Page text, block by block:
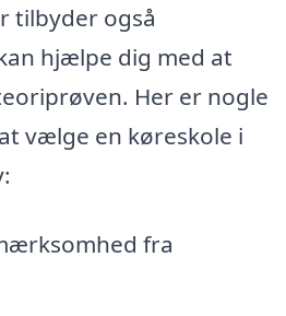
tilbyder også
hjælpe dig med at
Her er nogle
vælge en køreskole i
fra